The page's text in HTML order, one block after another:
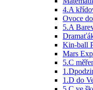
4.A
Ovoce
5.A
Kin-ball
Mars
5.C
1.D do